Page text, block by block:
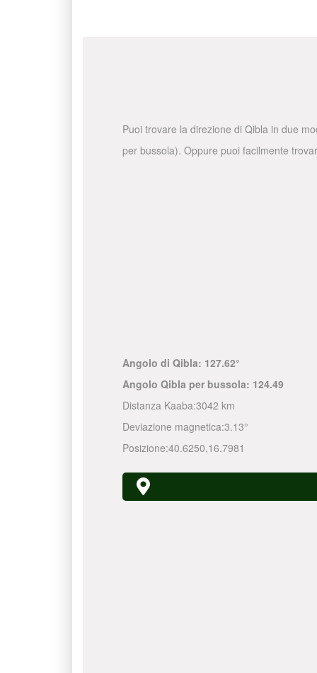
Puoi trovare la direzione di Qibla in due
per bussola). Oppure puoi facilmente
Angolo di Qibla: 127.62°
Angolo Qibla per bussola: 124.49
Distanza Kaaba:3042 km
Deviazione magnetica:3.13°
Posizione:40.6250,16.7981